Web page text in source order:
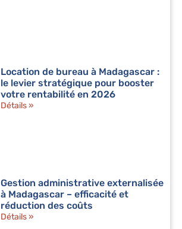
Location de bureau à Madagascar :
le levier stratégique pour booster
votre rentabilité en 2026
Détails »
Gestion administrative externalisée
à Madagascar – efficacité et
réduction des coûts
Détails »